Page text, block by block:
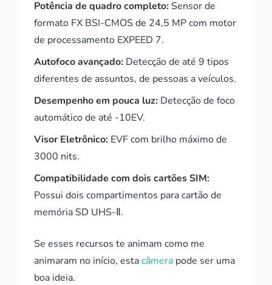
Potência de quadro completo:Sensor de
formato FX BSI-CMOS de 24,5 MP com motor
de processamento EXPEED 7.
Autofoco avançado: Detecção de até 9 tipos
diferentes de assuntos, de pessoas a veículos.
Desempenho em pouca luz: Detecção de foco
automático de até -10EV.
Visor Eletrônico: EVF com brilho máximo de
3000 nits.
Compatibilidade com dois cartões SIM:
Possui dois compartimentos para cartão de
memória SD UHS-Ⅱ.
Se esses recursos te animam como me
animaram no início, estacâmera pode ser uma
boa ideia.